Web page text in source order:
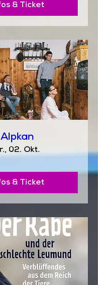
& Ticket
Alpkan
02. Okt.
& Ticket